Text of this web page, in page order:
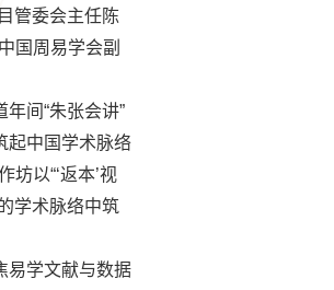
管委会主任陈
国周易学会副
间“朱张会讲”
起中国学术脉络
以“‘返本’视
学术脉络中筑
易学文献与数据